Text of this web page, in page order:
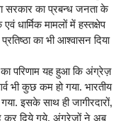
सरकार का प्रबन्ध जनता के
धार्मिक मामलों में हस्तक्षेप
का भी आश्वासन दिया
का परिणाम यह हुआ कि अंग्रेज़
भी कुछ कम हो गया. भारतीय
इसके साथ ही जागीरदारों,
कर दिये गये. अंग्रेजों ने अब